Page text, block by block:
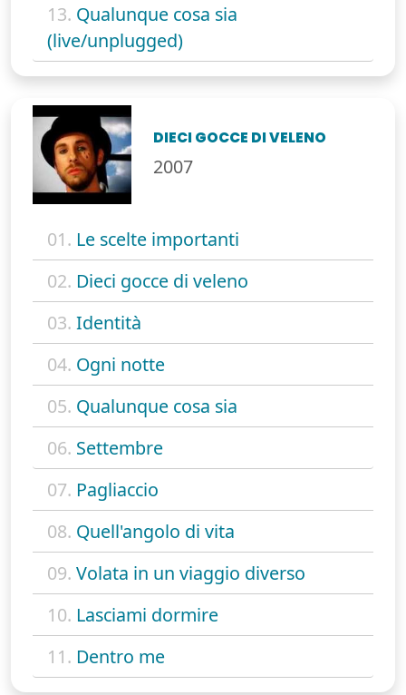
13. Qualunque cosa sia
(live/unplugged)
DIECI GOCCE DI VELENO
2007
01. Le scelte importanti
02. Dieci gocce di veleno
03. Identità
04. Ogni notte
05. Qualunque cosa sia
06. Settembre
07. Pagliaccio
08. Quell'angolo di vita
09. Volata in un viaggio diverso
10. Lasciami dormire
11. Dentro me